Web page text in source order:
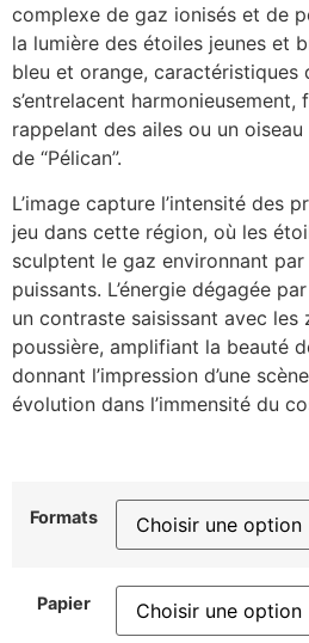
complexe de gaz ionisés et de
la lumière des étoiles jeunes et
bleu et orange, caractéristiques
s’entrelacent
rappelant des ailes ou un oiseau
de “Pélican”.
L’image capture l’intensité des
jeu dans cette région, où les
sculptent le gaz environnant
puissants. L’énergie dégagée
un contraste saisissant avec les
poussière, amplifiant la beauté
donnant l’impression d’une
évolution dans l’immensité du
Formats
Papier